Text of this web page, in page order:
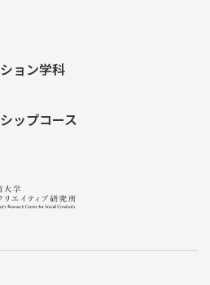
ョン学科
ップコース